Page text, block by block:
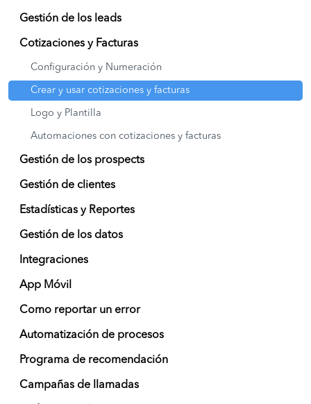
Gestión de los leads
Cotizaciones y Facturas
Configuración y Numeración
Crear y usar cotizaciones y facturas
Logo y Plantilla
Automaciones con cotizaciones y facturas
Gestión de los prospects
Gestión de clientes
Estadísticas y Reportes
Gestión de los datos
Integraciones
App Móvil
Como reportar un error
Automatización de procesos
Programa de recomendación
Campañas de llamadas